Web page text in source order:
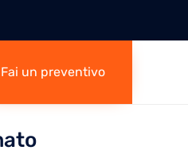
Fai un preventivo